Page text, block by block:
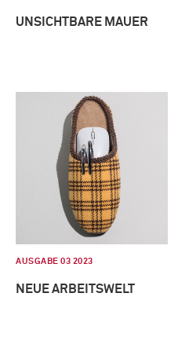
UNSICHTBARE MAUER
AUSGABE 03 2023
NEUE ARBEITSWELT